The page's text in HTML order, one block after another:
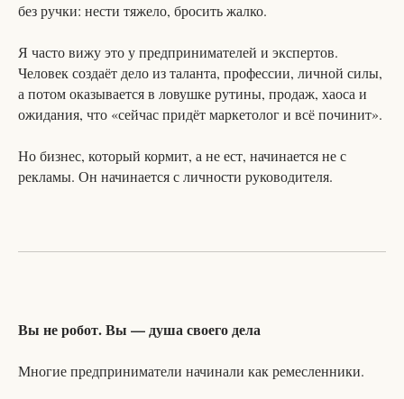
без ручки: нести тяжело, бросить жалко.
Я часто вижу это у предпринимателей и экспертов.
Человек создаёт дело из таланта, профессии, личной силы,
а потом оказывается в ловушке рутины, продаж, хаоса и
ожидания, что «сейчас придёт маркетолог и всё починит».
Но бизнес, который кормит, а не ест, начинается не с
рекламы. Он начинается с личности руководителя.
Вы не робот. Вы — душа своего дела
Многие предприниматели начинали как ремесленники.